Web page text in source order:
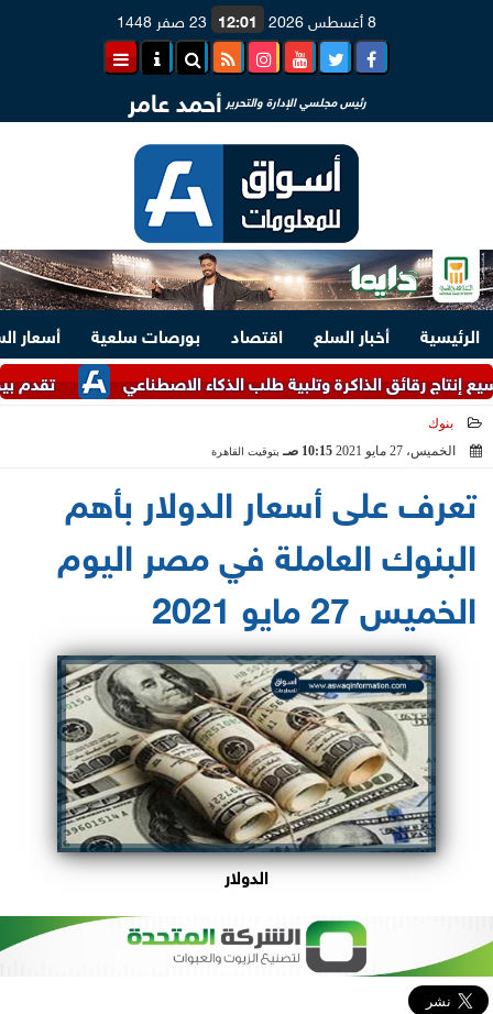
8 أغسطس 2026 12:01 23 صفر 1448
رئيس مجلسي الإدارة والتحرير أحمد عامر
الرئيسية أخبار السلع اقتصاد بورصات سلعية
أسعار
تقدم بين إيران
بنوك
الخميس، 27 مايو 2021
10:15 صـ بتوقيت القاهرة
تعرف على أسعار الدولار بأهم
البنوك العاملة في مصر اليوم
الخميس 27 مايو 2021
الدولار